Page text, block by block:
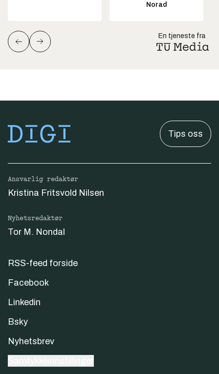
Norad
En tjeneste fra
Tips oss
Ansvarlig redaktør
Kristina Fritsvold Nilsen
Nyhetsredaktør
Tor M. Nondal
RSS-feed forside
Facebook
Linkedin
Bsky
Nyhetsbrev